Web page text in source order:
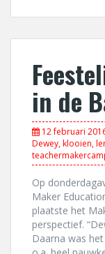
in de
12 februari
Dewey,klooien,
Op
Maker
plaatste het
perspectief.
Daarna was